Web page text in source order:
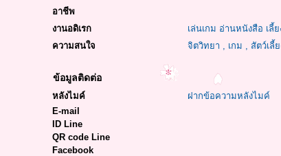
อาชีพ
งานอดิเรก
เล่นเกม อ่านหนังสือ เลี้
ความสนใจ
จิตวิทยา , เกม , สัตว์เลี้
ข้อมูลติดต่อ
หลังไมค์
ฝากข้อความหลังไมค์
E-mail
ID Line
QR code Line
Facebook